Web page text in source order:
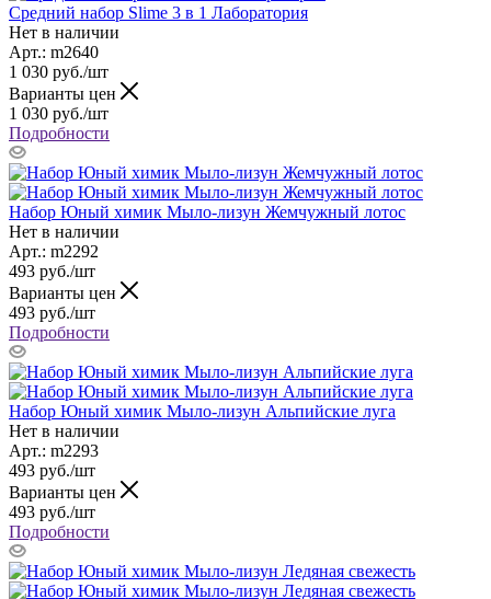
Средний набор Slime 3 в 1 Лаборатория
Нет в наличии
Арт.: m2640
1 030 руб./шт
Варианты цен
1 030 руб./шт
Подробности
Набор Юный химик Мыло-лизун Жемчужный лотос
Нет в наличии
Арт.: m2292
493 руб./шт
Варианты цен
493 руб./шт
Подробности
Набор Юный химик Мыло-лизун Альпийские луга
Нет в наличии
Арт.: m2293
493 руб./шт
Варианты цен
493 руб./шт
Подробности